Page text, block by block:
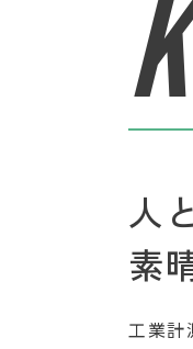
人
素
工業計